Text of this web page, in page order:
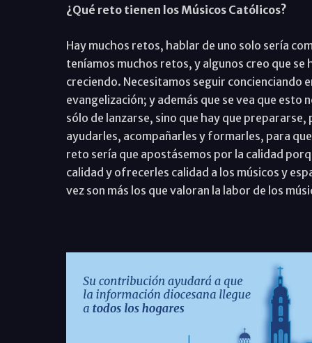
¿Qué reto tienen los Músicos Católicos?
Hay muchos retos, hablar de uno solo sería
teníamos muchos retos, y algunos creo que se
creciendo. Necesitamos seguir concienciando
evangelización; y además que se vea que
sólo de lanzarse, sino que hay que
ayudarles, acompañarles y formarles, para
reto sería que apostásemos por la calidad
calidad y ofrecerles calidad a los músicos y
vez son más los que valoran la labor de los